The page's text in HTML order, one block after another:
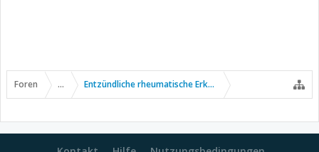
Foren ... Entzündliche rheumatische Erkrankungen